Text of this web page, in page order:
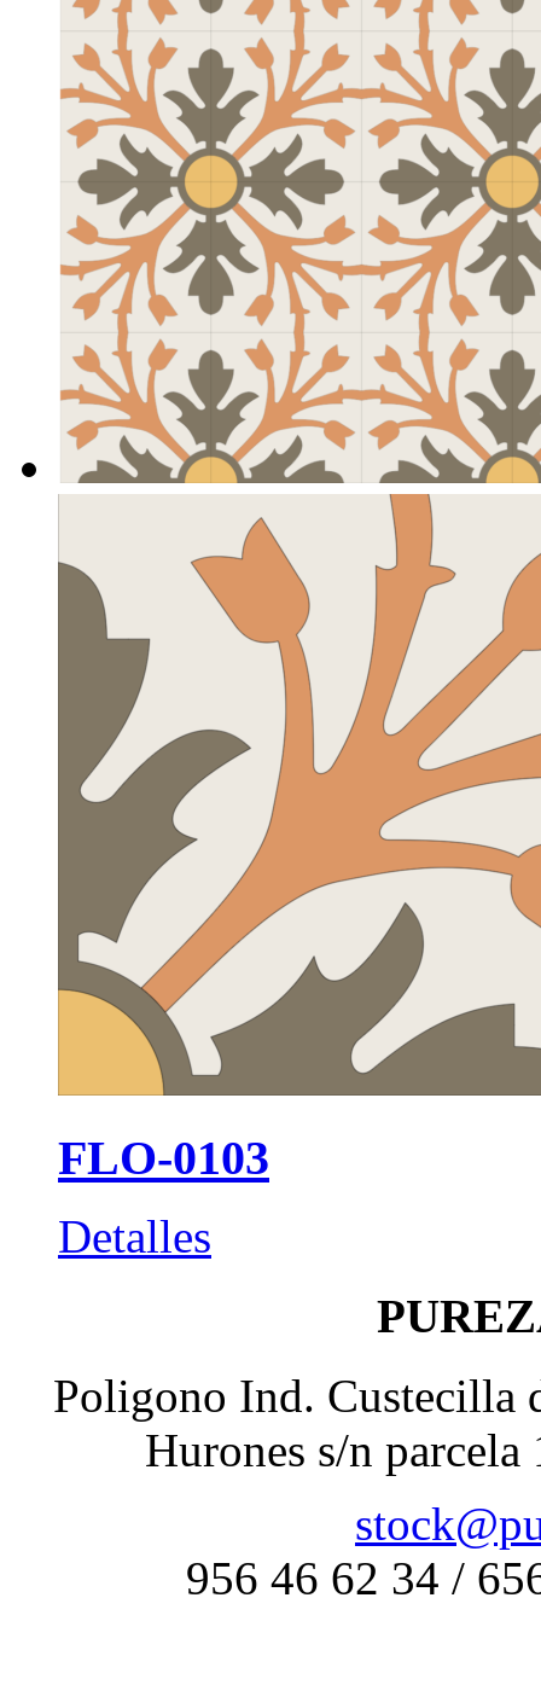
FLO-0103
Detalles
Poligono Ind. Custecilla
Hurones s/n
956 46 62 34 /